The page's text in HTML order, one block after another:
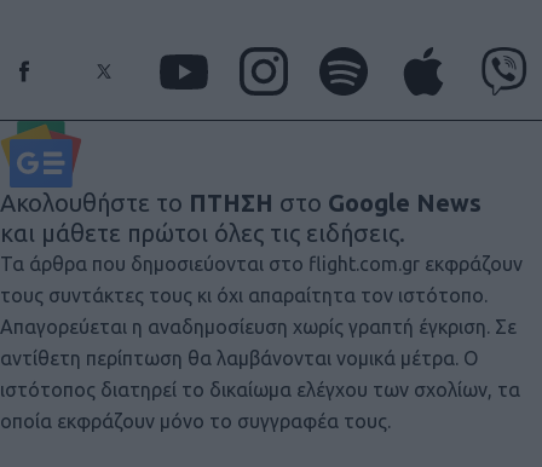
Ακολουθήστε το ΠΤΗΣΗ στο Google News
και μάθετε πρώτοι όλες τις ειδήσεις.
Τα άρθρα που δημοσιεύονται στο flight.com.gr εκφράζουν
τους συντάκτες τους κι όχι απαραίτητα τον ιστότοπο.
Απαγορεύεται η αναδημοσίευση χωρίς γραπτή έγκριση. Σε
αντίθετη περίπτωση θα λαμβάνονται νομικά μέτρα. Ο
ιστότοπος διατηρεί το δικαίωμα ελέγχου των σχολίων, τα
οποία εκφράζουν μόνο το συγγραφέα τους.